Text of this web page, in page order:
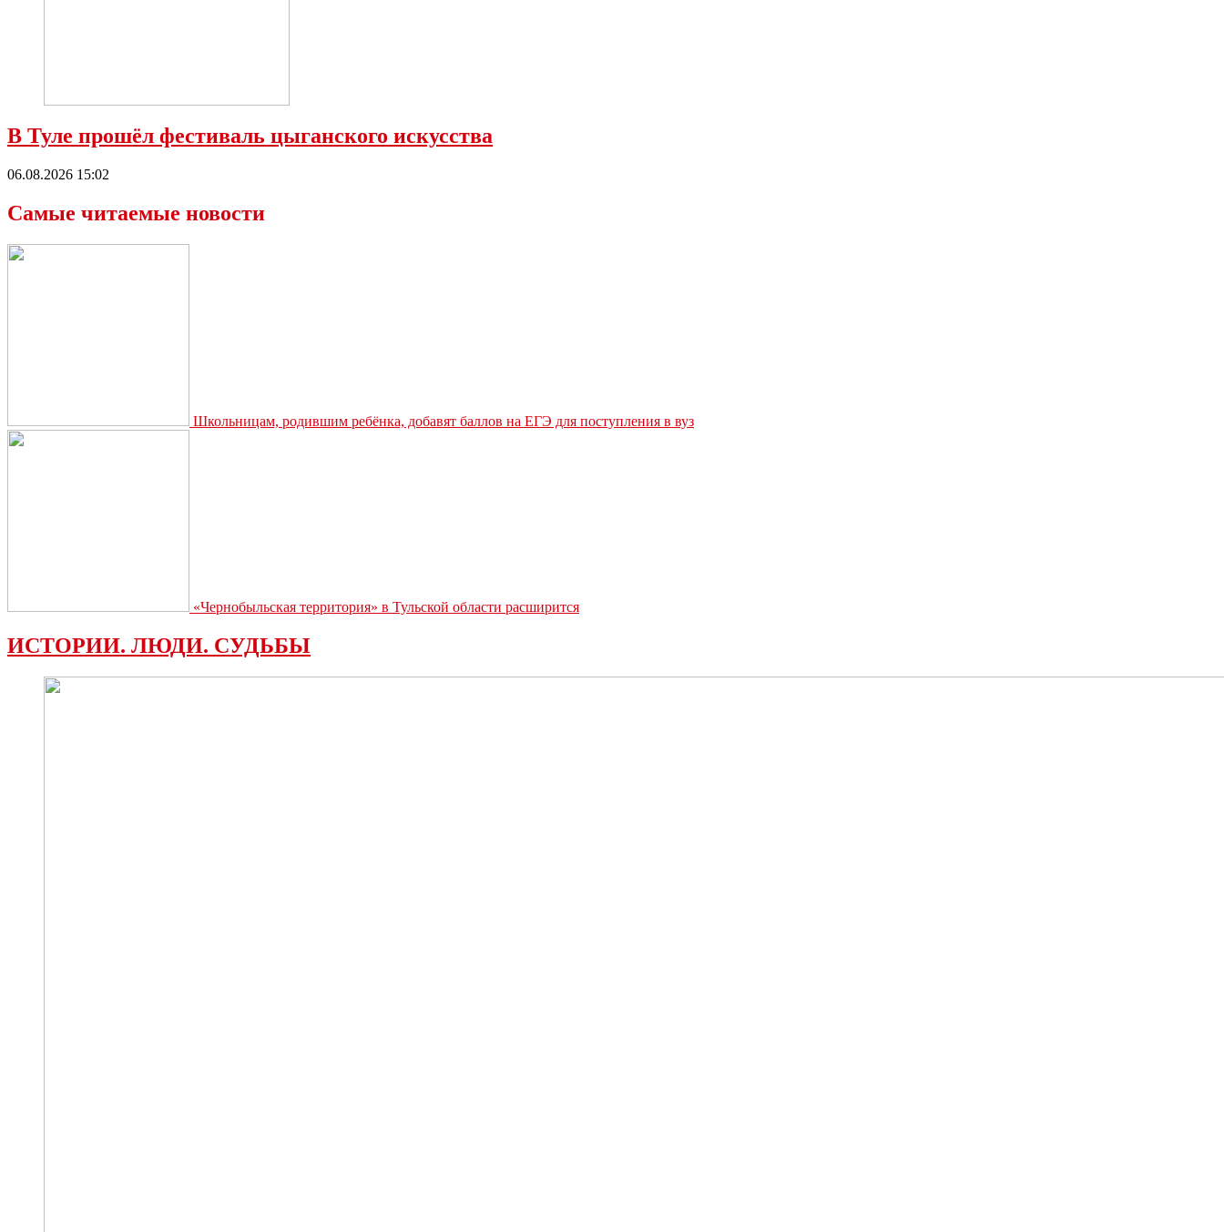
В Туле прошёл фестиваль цыганского искусства
06.08.2026 15:02
Самые читаемые новости
Школьницам, родившим ребёнка, добавят баллов на ЕГЭ для поступления в вуз
«Чернобыльская территория» в Тульской области расширится
ИСТОРИИ. ЛЮДИ. СУДЬБЫ